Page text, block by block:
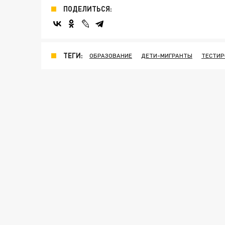
ПОДЕЛИТЬСЯ:
ТЕГИ: ОБРАЗОВАНИЕ ДЕТИ-МИГРАНТЫ